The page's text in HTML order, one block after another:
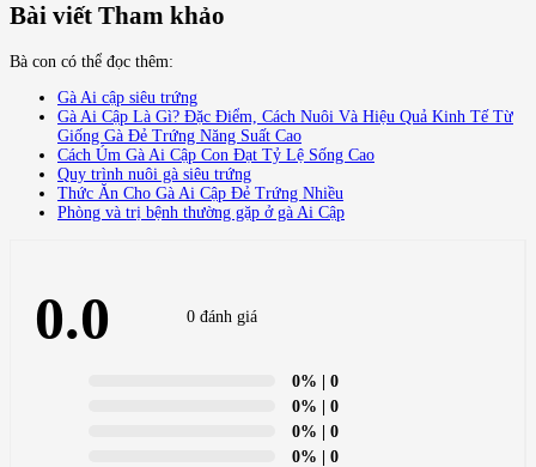
Bài viết Tham khảo
Bà con có thể đọc thêm:
Gà Ai cập siêu trứng
Gà Ai Cập Là Gì? Đặc Điểm, Cách Nuôi Và Hiệu Quả Kinh Tế Từ
Giống Gà Đẻ Trứng Năng Suất Cao
Cách Úm Gà Ai Cập Con Đạt Tỷ Lệ Sống Cao
Quy trình nuôi gà siêu trứng
Thức Ăn Cho Gà Ai Cập Đẻ Trứng Nhiều
Phòng và trị bệnh thường gặp ở gà Ai Cập
0.0 0 đánh giá
0% | 0
0% | 0
0% | 0
0% | 0